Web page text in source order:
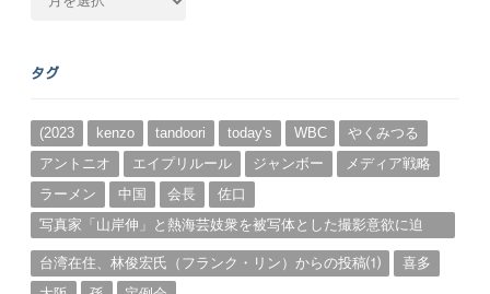
カ
ブ
タグ
(2023 kenzo tandoori today's WBC
やくみつる
アントニオ
エイプリルール ジャンボー
メディア戦略
ラーメン
中国 会長
佐口
写真家「山岸伸」と熱海芸妓衆を被写体とした撮影意欲に迫
台湾在住、林俊宏氏（フランク・リン）からの投稿⑴
喜多